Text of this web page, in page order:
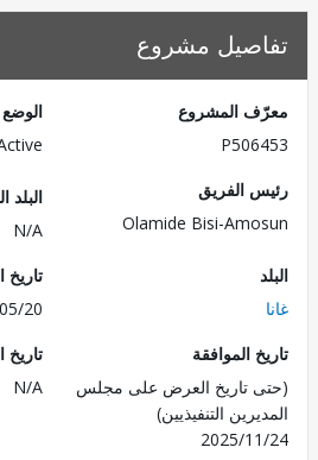
مشروع
المشروع
الفريق
Olamide Bisi-
البلد المقترض
تاريخ الإفصاح
2025/05/20
الموافقة
تاريخ العرض على مجلس
التنفيذيين)
2025/
تاريخ النفاذ
N/A